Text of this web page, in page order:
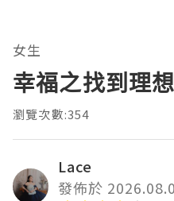
女生
幸福之找到理
瀏覽次數:354
Lace
發佈於